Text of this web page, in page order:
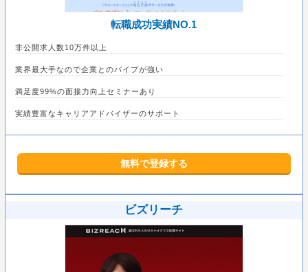
転職成功実績NO.1
非公開求人数10万件以上
業界最大手なので企業とのパイプが強い
満足度99%の面接力向上セミナーあり
実績豊富なキャリアアドバイザーのサポート
無料で登録する
ビズリーチ